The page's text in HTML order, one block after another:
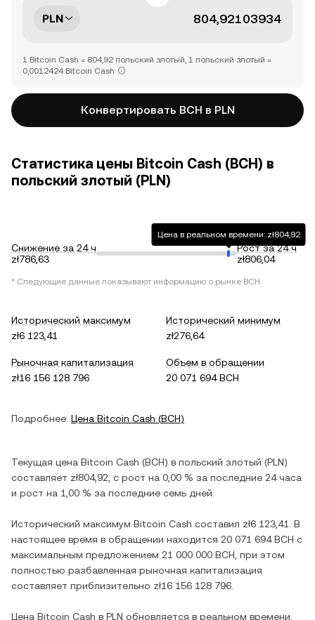
PLN
1 Bitcoin Cash = 804,92 польский злотый, 1 польский злотый =
0,0012424 Bitcoin Cash
Конвертировать BCH в PLN
Статистика цены Bitcoin Cash (BCH) в
польский злотый (PLN)
Снижение за 24 ч
zł786,63
Цена в реальном времени: zł804,92
Рост за 24 ч
zł806,04
* Следующие данные показывают информацию о рынке BCH.
Исторический максимум
zł6 123,41
Исторический минимум
zł276,64
Рыночная капитализация
zł16 156 128 796
Объем в обращении
20 071 694 BCH
Подробнее: Цена Bitcoin Cash (BCH)
Текущая цена Bitcoin Cash (BCH) в польский злотый (PLN)
составляет zł804,92 , c рост на 0,00 % за последние 24 часа
и рост на 1,00 % за последние семь дней.
Исторический максимум Bitcoin Cash составил zł6 123,41
. В
настоящее время в обращении находится 20 071 694 BCH с
максимальным предложением 21 000 000 BCH , при этом
полностью разбавленная рыночная капитализация
составляет приблизительно zł16 156 128 796
Цена Bitcoin Cash в PLN обновляется в реальном времени.